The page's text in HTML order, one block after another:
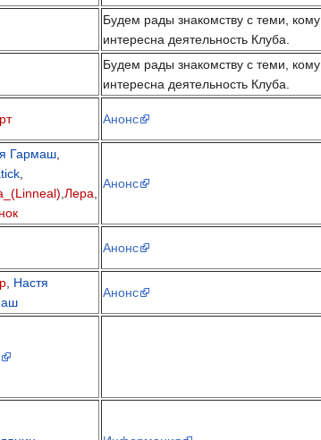
Будем рады знакомству с теми, кому
интересна деятельность Клуба.
Будем рады знакомству с теми, кому
интересна деятельность Клуба.
Анонс
Гармаш
Лера
Анонс
Анонс
Настя
Анонс